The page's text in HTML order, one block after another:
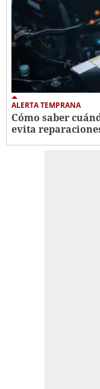
ALERTA TEMPRANA
Cómo saber
evita